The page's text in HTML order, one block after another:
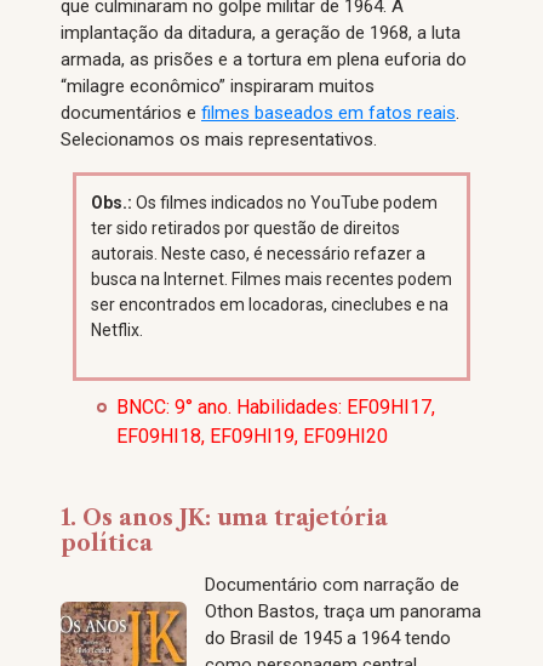
que culminaram no golpe militar de 1964. A
implantação da ditadura, a geração de 1968, a luta
armada, as prisões e a tortura em plena euforia do
“milagre econômico” inspiraram muitos
documentários e filmes baseados em fatos reais.
Selecionamos os mais representativos.
Obs.: Os filmes indicados no YouTube podem
ter sido retirados por questão de direitos
autorais. Neste caso, é necessário refazer a
busca na Internet. Filmes mais recentes podem
ser encontrados em locadoras, cineclubes e na
Netflix.
BNCC: 9° ano. Habilidades: EF09HI17,
EF09HI18, EF09HI19, EF09HI20
1. Os anos JK: uma trajetória
política
Documentário com narração de
Othon Bastos, traça um panorama
do Brasil de 1945 a 1964 tendo